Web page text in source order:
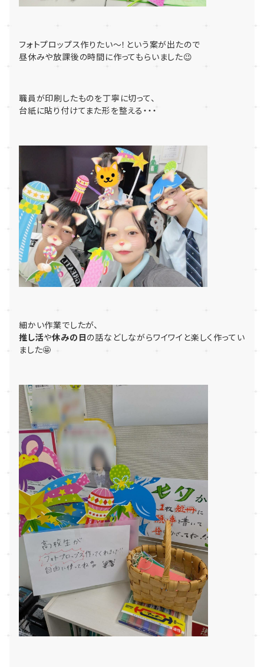
フォトプロップス作りたい～！という案が出たので
昼休みや放課後の時間に作ってもらいました😉
職員が印刷したものを丁寧に切って、
台紙に貼り付けてまた形を整える・・・
細かい作業でしたが、
推し活や休みの日の話などしながらワイワイと楽しく作ってい
ました🤩